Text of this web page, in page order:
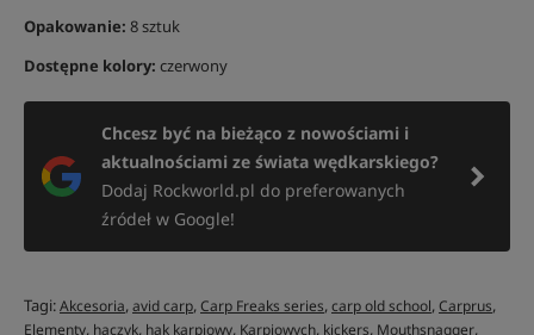
Opakowanie: 8 sztuk
Dostępne kolory: czerwony
Chcesz być na bieżąco z nowościami i
aktualnościami ze świata wędkarskiego?
Dodaj Rockworld.pl do preferowanych
źródeł w Google!
Tagi:Akcesoria,avid carp,Carp Freaks series,carp old school,Carprus,
Elementy, haczyk, hak karpiowy, Karpiowych, kickers, Mouthsnagger,